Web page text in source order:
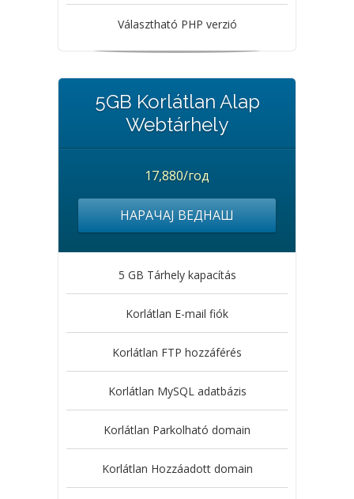
Választható PHP verzió
5GB Korlátlan Alap
Webtárhely
17,880/год
НАРАЧАЈ ВЕДНАШ
5 GB Tárhely kapacítás
Korlátlan E-mail fiók
Korlátlan FTP hozzáférés
Korlátlan MySQL adatbázis
Korlátlan Parkolható domain
Korlátlan Hozzáadott domain